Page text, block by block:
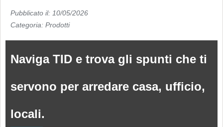
Pubblicato il: 10/05/2026
Categoria: Prodotti
Naviga TID e trova gli spunti che ti
servono per arredare casa, ufficio,
locali.